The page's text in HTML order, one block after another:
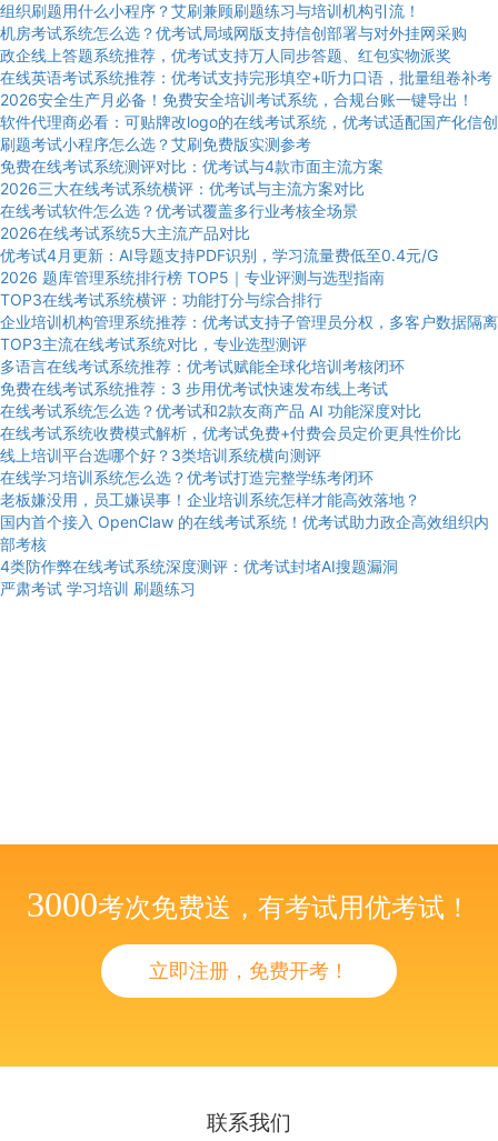
组织刷题用什么小程序？艾刷兼顾刷题练习与培训机构引流！
机房考试系统怎么选？优考试局域网版支持信创部署与对外挂网采购
政企线上答题系统推荐，优考试支持万人同步答题、红包实物派奖
在线英语考试系统推荐：优考试支持完形填空+听力口语，批量组卷补考
2026安全生产月必备！免费安全培训考试系统，合规台账一键导出！
软件代理商必看：可贴牌改logo的在线考试系统，优考试适配国产化信创
刷题考试小程序怎么选？艾刷免费版实测参考
免费在线考试系统测评对比：优考试与4款市面主流方案
2026三大在线考试系统横评：优考试与主流方案对比
在线考试软件怎么选？优考试覆盖多行业考核全场景
2026在线考试系统5大主流产品对比
优考试4月更新：AI导题支持PDF识别，学习流量费低至0.4元/G
2026 题库管理系统排行榜 TOP5｜专业评测与选型指南
TOP3在线考试系统横评：功能打分与综合排行
企业培训机构管理系统推荐：优考试支持子管理员分权，多客户数据隔离
TOP3主流在线考试系统对比，专业选型测评
多语言在线考试系统推荐：优考试赋能全球化培训考核闭环
免费在线考试系统推荐：3 步用优考试快速发布线上考试
在线考试系统怎么选？优考试和2款友商产品 AI 功能深度对比
在线考试系统收费模式解析，优考试免费+付费会员定价更具性价比
线上培训平台选哪个好？3类培训系统横向测评
在线学习培训系统怎么选？优考试打造完整学练考闭环
老板嫌没用，员工嫌误事！企业培训系统怎样才能高效落地？
国内首个接入 OpenClaw 的在线考试系统！优考试助力政企高效组织内
部考核
4类防作弊在线考试系统深度测评：优考试封堵AI搜题漏洞
严肃考试 学习培训 刷题练习
3000考次免费送，有考试用优考试！
立即注册，免费开考！
联系我们